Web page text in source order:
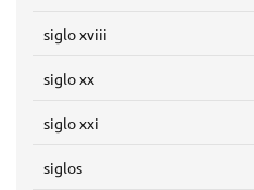
siglo xviii
siglo xx
siglo xxi
siglos